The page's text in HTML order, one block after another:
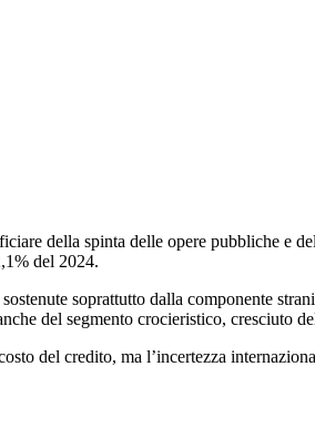
della spinta delle opere pubbliche e
del 2024.
soprattutto dalla componente
del segmento crocieristico, cresciuto
del credito, ma l’incertezza